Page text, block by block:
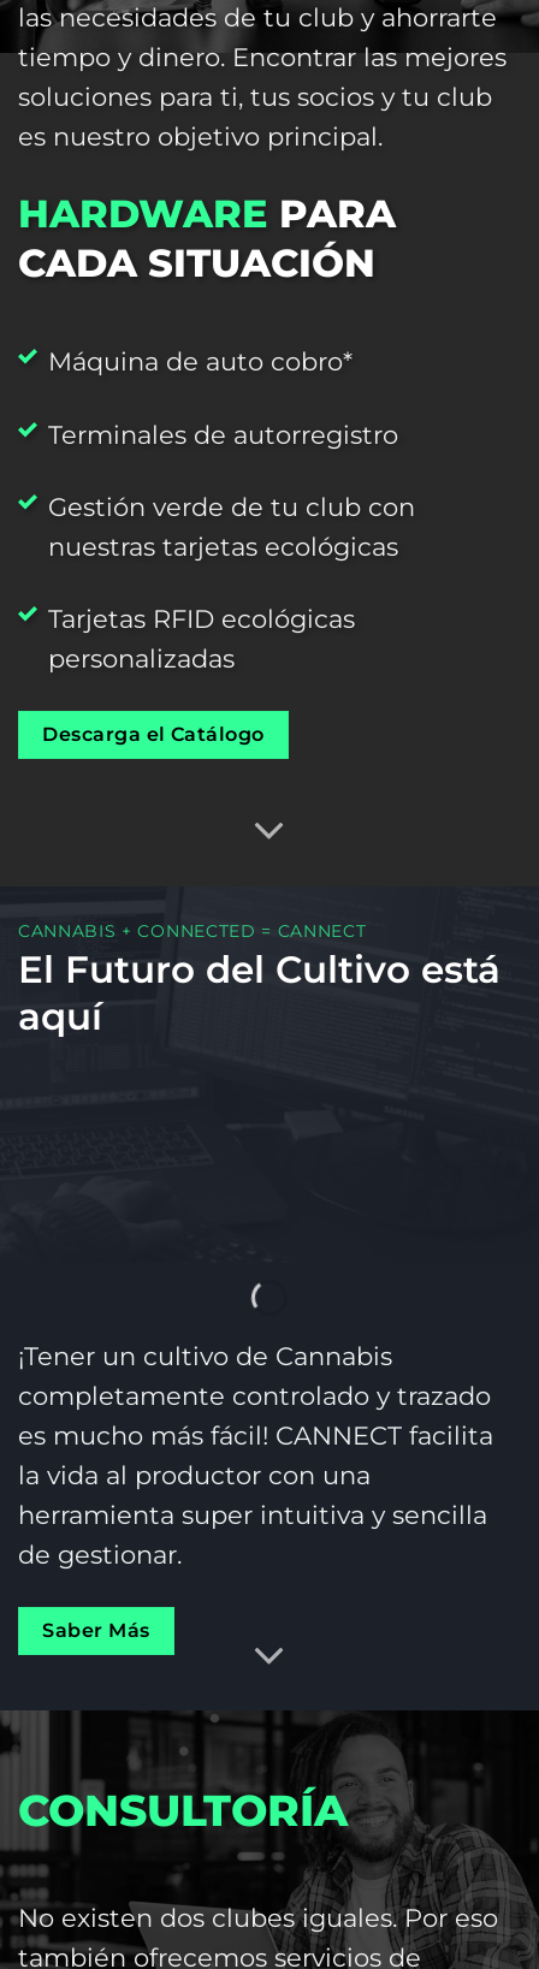
las necesidades de tu club y ahorrarte
tiempo y dinero. Encontrar las mejores
soluciones para ti, tus socios y tu club
es nuestro objetivo principal.
HARDWARE PARA
CADA SITUACIÓN
Máquina de auto cobro*
Terminales de autorregistro
Gestión verde de tu club con
nuestras tarjetas ecológicas
Tarjetas RFID ecológicas
personalizadas
Descarga el Catálogo
CANNABIS + CONNECTED = CANNECT
El Futuro del Cultivo está
aquí
¡Tener un cultivo de Cannabis
completamente controlado y trazado
es mucho más fácil! CANNECT facilita
la vida al productor con una
herramienta super intuitiva y sencilla
de gestionar.
Saber Más
CONSULTORÍA
No existen dos clubes iguales. Por eso
también ofrecemos servicios de